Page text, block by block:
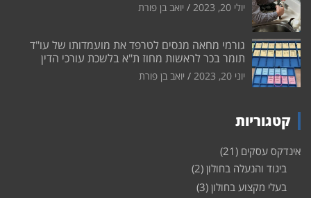
יולי 20, 2023 יואב בן פורת
גורמי מחאה מנסים לטרפד את מועמדותו של עו"ד
תומר בכר לראשות מחוז ת"א בלשכת עורכי הדין
יוני 20, 2023 יואב בן פורת
קטגוריות
אינדקס עסקים (21)
ביגוד והנעלה בחולון (2)
בעלי מקצוע בחולון (3)